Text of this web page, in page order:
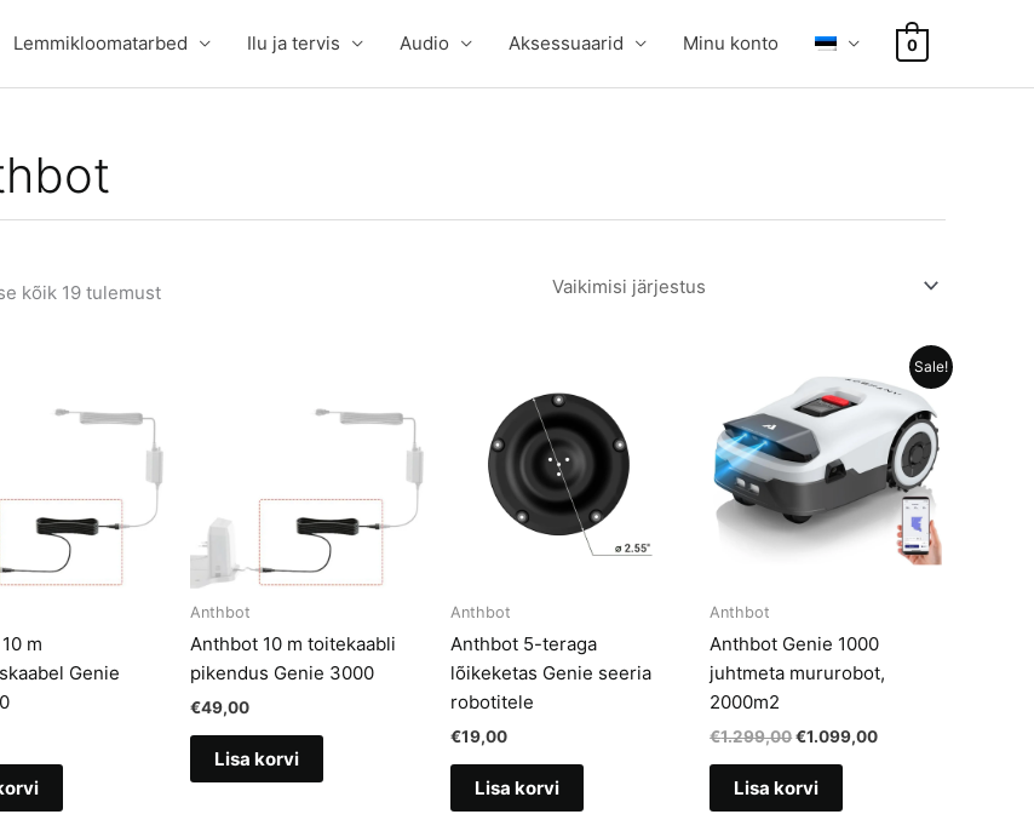
Lemmikloomatarbed Ilu ja tervis Audio Aksessuaarid Minu konto 0
kõik 19 tulemust
m
Genie
Anthbot
Anthbot 10 m toitekaabli
pikendus Genie 3000
€49,00
Lisa korvi
Anthbot
Anthbot 5-teraga
lõikeketas Genie seeria
robotitele
€19,00
Lisa korvi
Sale!
Anthbot
Anthbot Genie 1000
juhtmeta mururobot,
2000m2
€1.299,00Algne
oli:
€1.299,00.
€1.099,00Current
Lisa korvi